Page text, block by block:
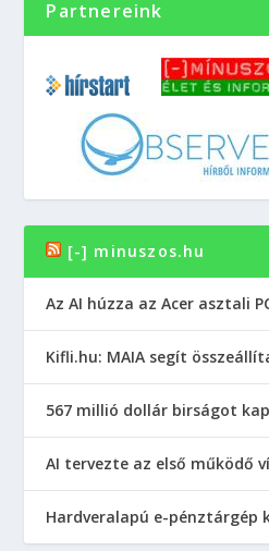
Partnereink
[-] minuszos.hu
Az AI húzza az Acer asztali
Kifli.hu: MAIA segít
567 millió dollár birságot
AI tervezte az első működő
Hardveralapú e-pénztárgép